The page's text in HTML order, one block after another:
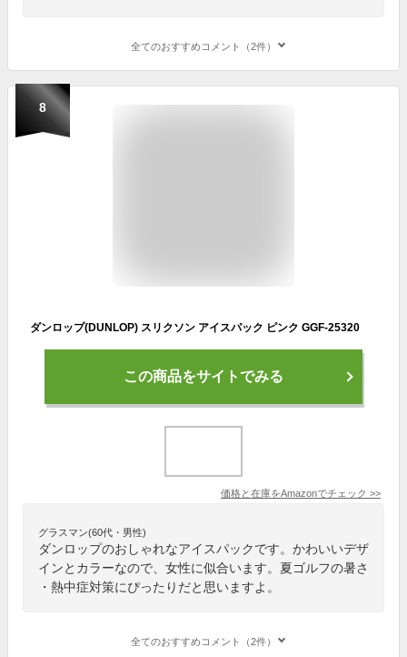
全てのおすすめコメント（2件）
8
ダンロップ(DUNLOP) スリクソン アイスパック ピンク GGF-25320
この商品をサイトでみる
価格と在庫をAmazonでチェック >>
グラスマン(60代・男性)
ダンロップのおしゃれなアイスパックです。かわいいデザ
インとカラーなので、女性に似合います。夏ゴルフの暑さ
・熱中症対策にぴったりだと思いますよ。
全てのおすすめコメント（2件）